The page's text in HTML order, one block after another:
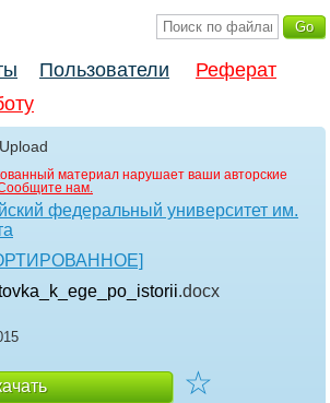
Пользователи
Реферат
Upload
материал нарушает ваши авторские
нам.
федеральный университет им.
.docx
☆